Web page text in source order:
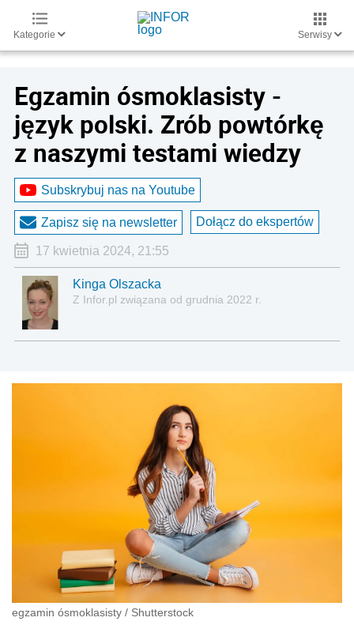
Kategorie Serwisy
Egzamin ósmoklasisty -
język polski. Zrób powtórkę
z naszymi testami wiedzy
Subskrybuj nas na Youtube
Zapisz się na newsletter Dołącz do ekspertów
17 kwietnia 2024, 21:55
Kinga Olszacka
Z Infor.pl związana od grudnia 2022 r.
egzamin ósmoklasisty / Shutterstock